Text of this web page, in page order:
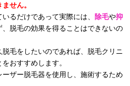
せん。
るだけであって実際には、
除毛や抑
脱毛の効果を得ることはできないの
毛をしたいのであれば、脱毛クリニ
おすすめします。
ザー脱毛器を使用し、施術するため